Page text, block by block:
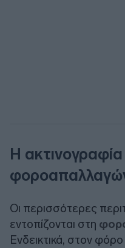
H
Οι περισσότερες
εντοπίζονται στη
Ενδεικτικά, στον